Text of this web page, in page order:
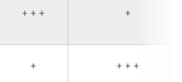
+ + + +
+ + + +